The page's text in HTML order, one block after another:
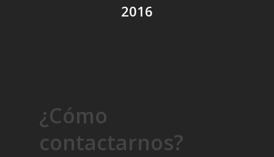
2016
¿Cómo
contactarnos?